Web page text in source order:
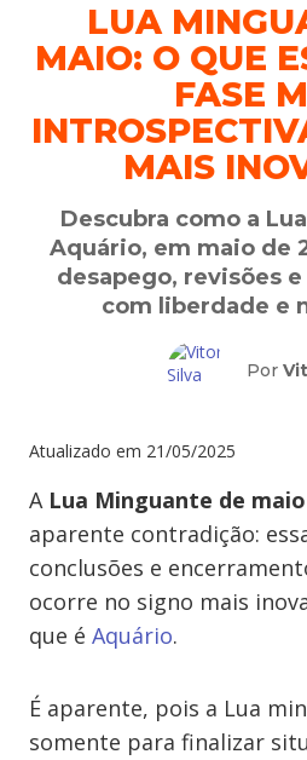
LUA
MAIO: O QUE
FASE
MAIS
Descubra como a
Aquário, em maio de
desapego, revisões
com liberdade e
Por
Atualizado em 21/05/2025
A Lua Minguante de maio
aparente contradição:
conclusões e
ocorre no signo mais
que é Aquário.
É aparente, pois a Lua
somente para finalizar